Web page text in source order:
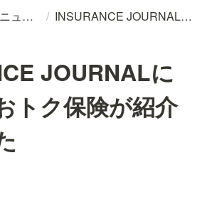
コーポレートサイト ニュースリリースDB / INSURANCE JOURNALにて歩くとおトク保険が紹介されました
JOURNALに
トク保険が紹介